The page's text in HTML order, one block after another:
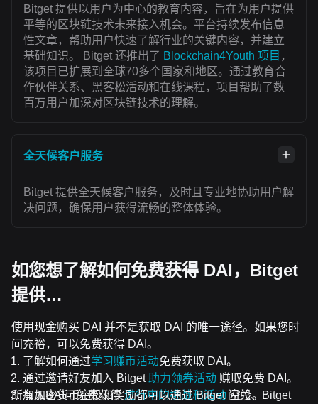
Bitget 提供以用户为中心的教育内容，旨在为用户提供
平等的区块链技术未来接入机会。平台持续发布信息
性文章，帮助用户快速了解行业的关键内容，并建立
基础知识。 Bitget 还推出了 Blockchain4Youth 项目 ，
该项目已扩展到全球70多个国家和地区。通过教育合
作伙伴关系、黑客松活动和在线课程，项目帮助了数
百万用户加深对区块链技术的理解。
全天候客户服务
Bitget 提供全天候客户服务，及时且专业地协助用户解
决问题，确保用户获得流畅的整体体验。
如您想了解如何免费获得 DAI，Bitget
提供…
使用现金购买 DAI 并不是获取 DAI 的唯一途径。如果您时
间充裕，可以免费获得 DAI。
了解如何通过学习赚币活动免费获取 DAI。
通过邀请好友加入 Bitget 助力领券活动 赚取免费 DAI。
加入DAI可免费获得进行中的挑战和活动 空投。
所有加密货币空投和奖励都可以通过 Bitget 闪兑、Bitget